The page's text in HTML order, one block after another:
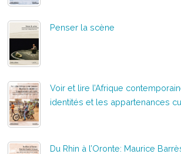
Penser la scène
Voir et lire l’Afrique
identités et les appartenances
Du Rhin à l’Oronte: Maurice